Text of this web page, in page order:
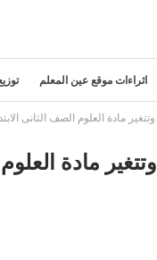
اثراءات موقع عين المعلم
مادة العلوم الصف الثانى الابتدائي
مادة